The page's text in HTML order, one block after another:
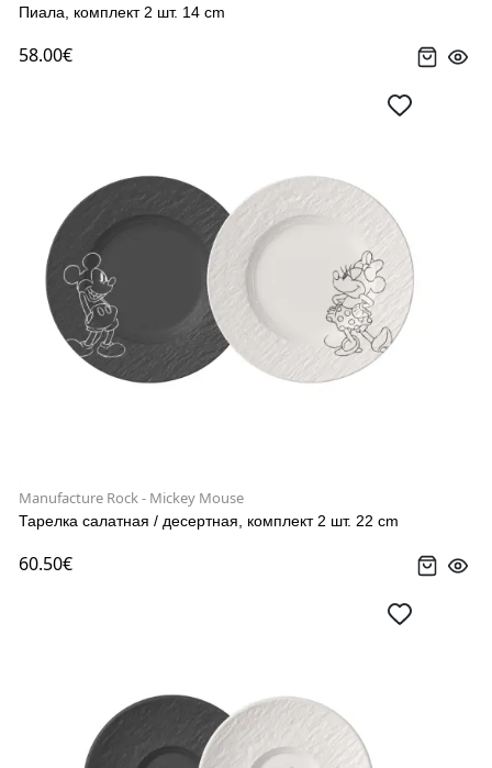
Пиала, комплект 2 шт. 14 cm
58.00€
Manufacture Rock - Mickey Mouse
Тарелка салатная / десертная, комплект 2 шт. 22 cm
60.50€